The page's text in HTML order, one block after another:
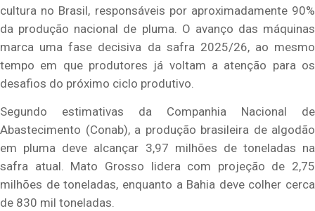
cultura no Brasil, responsáveis por aproximadamente 90%
da produção nacional de pluma. O avanço das máquinas
marca uma fase decisiva da safra 2025/26, ao mesmo
tempo em que produtores já voltam a atenção para os
desafios do próximo ciclo produtivo.
Segundo estimativas da Companhia Nacional de
Abastecimento (Conab), a produção brasileira de algodão
em pluma deve alcançar 3,97 milhões de toneladas na
safra atual. Mato Grosso lidera com projeção de 2,75
milhões de toneladas, enquanto a Bahia deve colher cerca
de 830 mil toneladas.